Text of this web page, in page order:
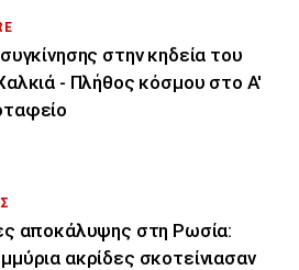
στην κηδεία του
- Πλήθος κόσμου στο Α'
αποκάλυψης στη Ρωσία:
ακρίδες σκοτείνιασαν